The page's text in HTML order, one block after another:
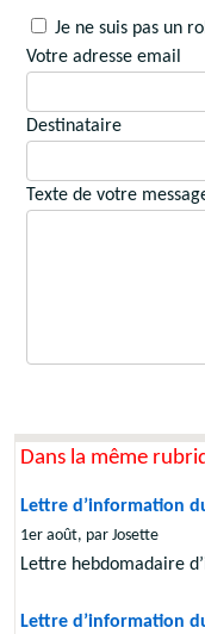
Je ne suis pas un
Votre adresse email
Destinataire
Texte de votre
Dans la même
Lettre d’information
1er août, par Josette
Lettre hebdomadaire
Lettre d’information